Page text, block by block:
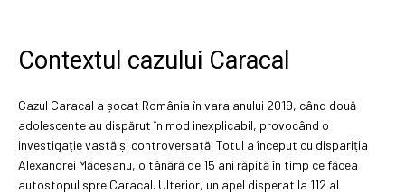
Contextul cazului Caracal
Cazul Caracal a șocat România în vara anului 2019, când două
adolescente au dispărut în mod inexplicabil, provocând o
investigație vastă și controversată. Totul a început cu dispariția
Alexandrei Măceșanu, o tânără de 15 ani răpită în timp ce făcea
autostopul spre Caracal. Ulterior, un apel disperat la 112 al